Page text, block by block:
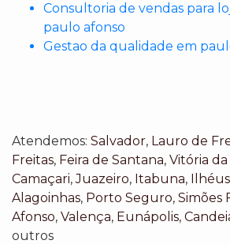
Consultoria de vendas para
paulo afonso
Gestao da qualidade em
Atendemos: Salvador, Lauro de
Freitas, Feira de Santana, Vitória
Camaçari,Juazeiro, Itabuna, Ilhéus
Alagoinhas, Porto Seguro, Simões
Afonso, Valença, Eunápolis,
outros